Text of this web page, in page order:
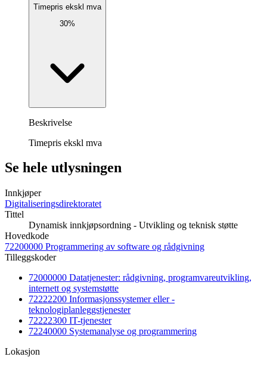
Timepris ekskl mva
30%
Beskrivelse
Timepris ekskl mva
Se hele utlysningen
Innkjøper
Digitaliseringsdirektoratet
Tittel
Dynamisk innkjøpsordning - Utvikling og teknisk støtte
Hovedkode
72200000 Programmering av software og rådgivning
Tilleggskoder
72000000 Datatjenester: rådgivning, programvareutvikling,
internett og systemstøtte
72222200 Informasjonssystemer eller -
teknologiplanleggstjenester
72222300 IT-tjenester
72240000 Systemanalyse og programmering
Lokasjon